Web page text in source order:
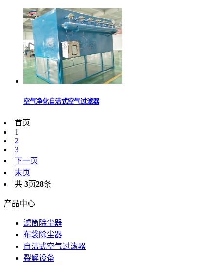
空气净化自洁式空气过滤器
首页
1
2
3
下一页
末页
共 3页28条
产品中心
滤筒除尘器
布袋除尘器
自洁式空气过滤器
裂解设备